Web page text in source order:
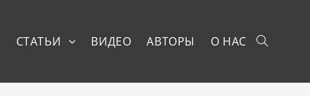
СТАТЬИ ВИДЕО АВТОРЫ О НАС